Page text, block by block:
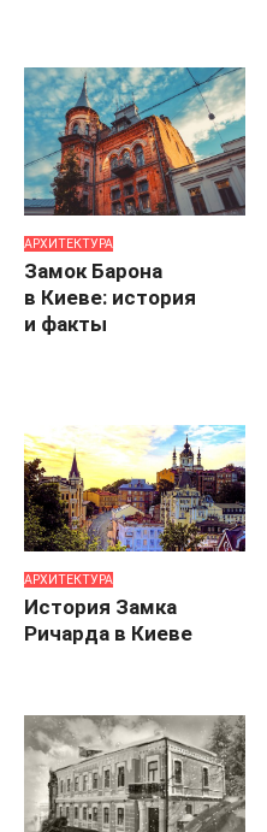
АРХИТЕКТУРА
Замок Барона
в Киеве: история
и факты
АРХИТЕКТУРА
История Замка
Ричарда в Киеве